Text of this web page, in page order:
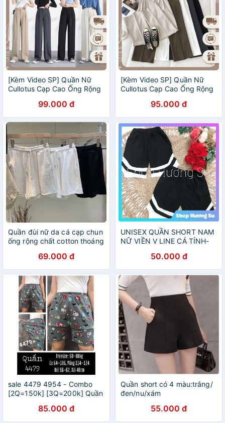
[Kèm Video SP] Quần Nữ
Cullotus Cạp Cao Ống Rộng
Size Sugal QUAN NU SG
003V8
99.000 đ
[Kèm Video SP] Quần Nữ
Cullotus Cạp Cao Ống Rộng
Size Sugal QUAN NU SG
003
95.000 đ
Quần đùi nữ da cá cạp chun
ống rộng chất cotton thoáng
mặc nhà Taosan, quan
short/sooc nu
69.000 đ
UNISEX QUẦN SHORT NAM
NỮ VIỀN V LINE CÁ TÍNH-
50.000 đ
sale 4479 4954 - Combo
[2Q=150k] [3Q=200k] Quần
SIZE- quan-mac-nha
85.000 đ
Quần short có 4 màu:trắng/
đen/nu/xám
55.000 đ